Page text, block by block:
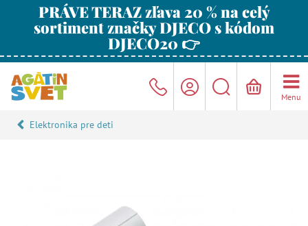
PRÁVE TERAZ zľava 20 % na celý
sortiment značky DJECO s kódom
DJECO20 👉
Menu
Elektronika pre deti